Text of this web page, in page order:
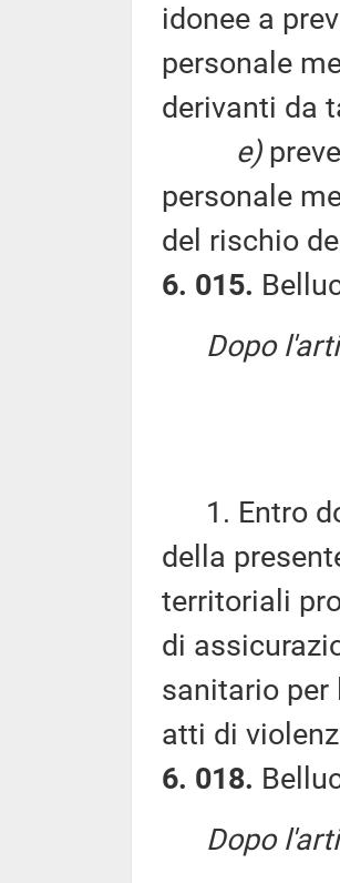
idonee a
personale
derivanti da
e)
personale
del rischio
6. 015.
Dopo
1. Entro
della
territoriali
di
sanitario per
atti di
6. 018.
Dopo